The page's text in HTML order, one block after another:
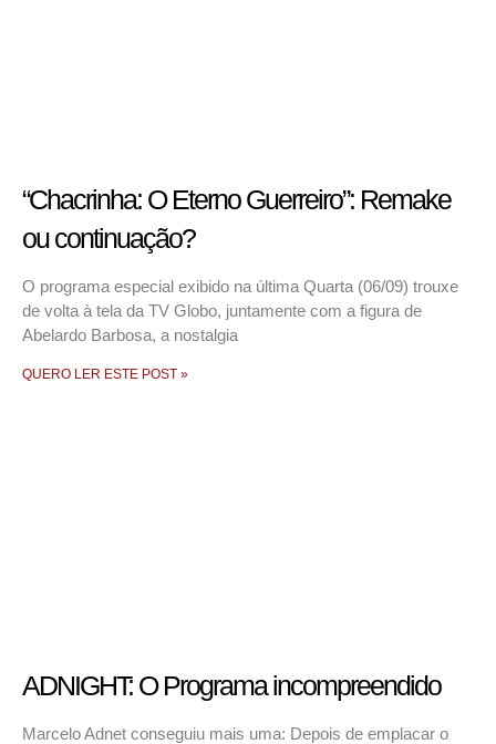
“Chacrinha: O Eterno Guerreiro”: Remake
ou continuação?
O programa especial exibido na última Quarta (06/09) trouxe
de volta à tela da TV Globo, juntamente com a figura de
Abelardo Barbosa, a nostalgia
QUERO LER ESTE POST »
ADNIGHT: O Programa incompreendido
Marcelo Adnet conseguiu mais uma: Depois de emplacar o